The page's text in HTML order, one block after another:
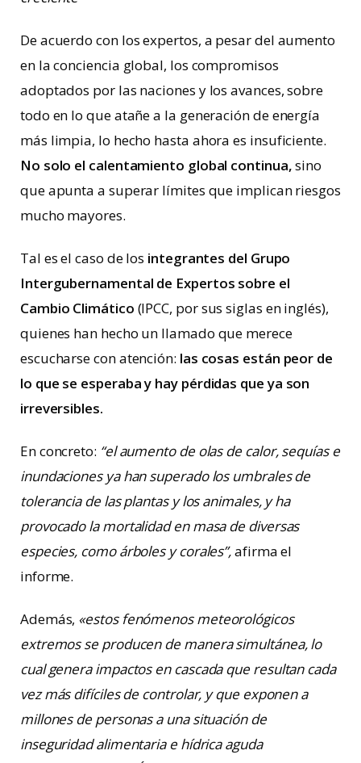
De acuerdo con los expertos, a pesar del aumento
en la conciencia global, los compromisos
adoptados por las naciones y los avances, sobre
todo en lo que atañe a la generación de energía
más limpia, lo hecho hasta ahora es insuficiente.
No solo el calentamiento global continua,sino
que apunta a superar límites que implican riesgos
mucho mayores.
Tal es el caso de los integrantes del Grupo
Intergubernamental de Expertos sobre el
Cambio Climático (IPCC, por sus siglas en inglés),
quienes han hecho un llamado que merece
escucharse con atención: las cosas están peor de
lo que se esperaba y hay pérdidas que ya son
irreversibles.
En concreto: “el aumento de olas de calor, sequías e
inundaciones ya han superado los umbrales de
tolerancia de las plantas y los animales, y ha
provocado la mortalidad en masa de diversas
especies, como árboles y corales”,afirma el
informe.
Además, «estos fenómenos meteorológicos
extremos se producen de manera simultánea, lo
cual genera impactos en cascada que resultan cada
vez más difíciles de controlar, y que exponen a
millones de personas a una situación de
inseguridad alimentaria e hídrica aguda